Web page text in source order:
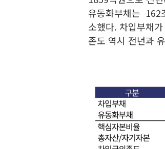
유동화부채는 162
소했다. 차입부채
존도 역시 전년과